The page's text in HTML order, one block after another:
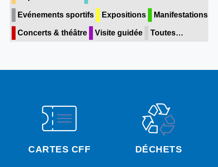
CARTES CFF DÉCHETS
Evénements sportifs Expositions Manifestations
Concerts & théâtre Visite guidée Toutes…